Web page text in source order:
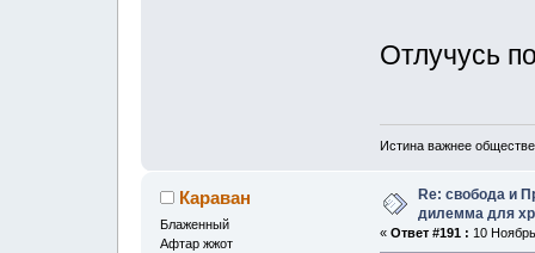
Отлучусь
Истина важнее
Караван
Блаженный
Афтар жжот
Re: свобода и
дилемма для
« Ответ #191 : 10